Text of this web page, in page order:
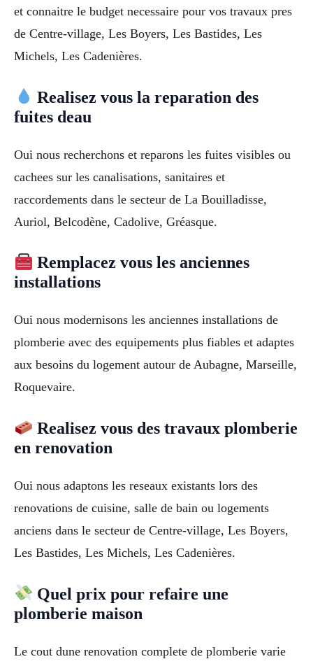
et connaitre le budget necessaire pour vos travaux pres
de Centre-village, Les Boyers, Les Bastides, Les
Michels, Les Cadenières.
Realisez vous la reparation des
fuites deau
Oui nous recherchons et reparons les fuites visibles ou
cachees sur les canalisations, sanitaires et
raccordements dans le secteur de La Bouilladisse,
Auriol, Belcodène, Cadolive, Gréasque.
Remplacez vous les anciennes
installations
Oui nous modernisons les anciennes installations de
plomberie avec des equipements plus fiables et adaptes
aux besoins du logement autour de Aubagne, Marseille,
Roquevaire.
Realisez vous des travaux plomberie
en renovation
Oui nous adaptons les reseaux existants lors des
renovations de cuisine, salle de bain ou logements
anciens dans le secteur de Centre-village, Les Boyers,
Les Bastides, Les Michels, Les Cadenières.
Quel prix pour refaire une
plomberie maison
Le cout dune renovation complete de plomberie varie